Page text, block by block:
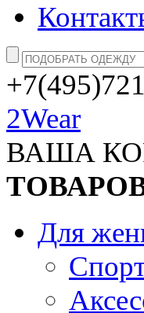
2Wear
ВАША
Для